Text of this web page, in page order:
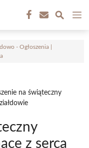
- Ogłoszenia |
na świąteczny
z serca